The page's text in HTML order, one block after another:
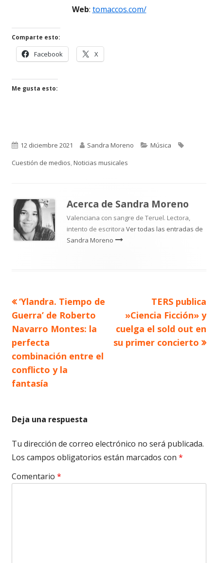
Web: tomaccos.com/
Comparte esto:
Facebook
en
X
en
Me gusta esto:
Publicado
el
12 diciembre 2021 Autor
Sandra Moreno Categorías
Música
Cuestión de medios,Noticias musicales
Acerca de Sandra Moreno
Valenciana con sangre de Teruel. Lectora,
intento de escritora Ver todas las entradas de
Sandra Moreno
Navegación
de
entradas
Artículo
anterior
‘Ylandra. Tiempo de
Guerra’ de Roberto
Navarro Montes: la
perfecta
combinación entre el
conflicto y la
fantasía
Artículo
siguiente
TERS publica
»Ciencia Ficción» y
cuelga el sold out en
su primer concierto
Deja una respuesta
Tu dirección de correo electrónico no será publicada.
Los campos obligatorios están marcados con *
Comentario *